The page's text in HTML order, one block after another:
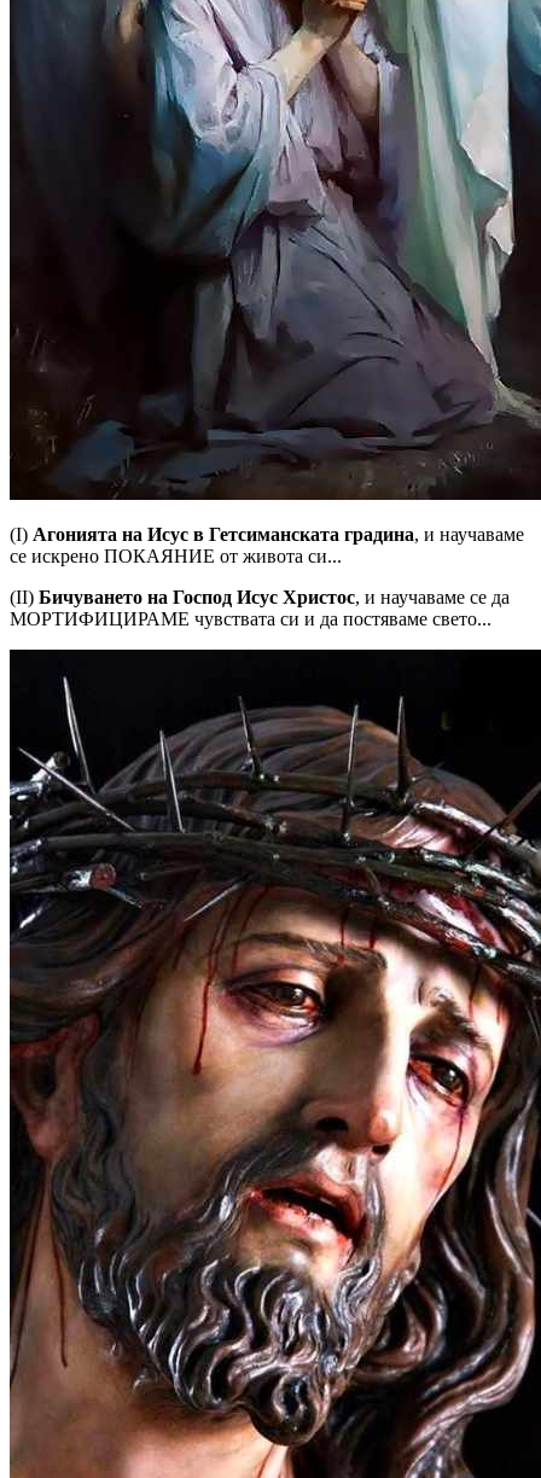
(I) Агонията на Исус в Гетсиманската градина, и научаваме
се искрено ПОКАЯНИЕ от живота си...
(II) Бичуването на Господ Исус Христос, и научаваме се да
МОРТИФИЦИРАМЕ чувствата си и да постяваме свето...